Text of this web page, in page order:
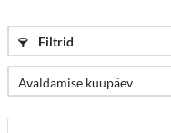
Filtrid